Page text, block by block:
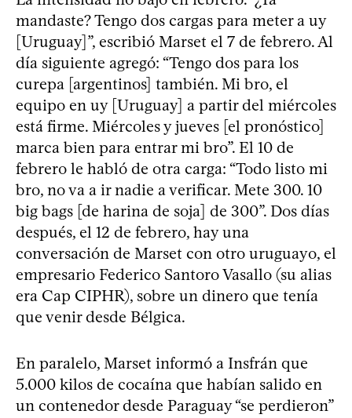
mandaste? Tengo dos cargas para meter a uy
[Uruguay]”, escribió Marset el 7 de febrero. Al
día siguiente agregó: “Tengo dos para los
curepa [argentinos] también. Mi bro, el
equipo en uy [Uruguay] a partir del miércoles
está firme. Miércoles y jueves [el pronóstico]
marca bien para entrar mi bro”. El 10 de
febrero le habló de otra carga: “Todo listo mi
bro, no va a ir nadie a verificar. Mete 300. 10
big bags [de harina de soja] de 300”. Dos días
después, el 12 de febrero, hay una
conversación de Marset con otro uruguayo, el
empresario Federico Santoro Vasallo (su alias
era Cap CIPHR), sobre un dinero que tenía
que venir desde Bélgica.
En paralelo, Marset informó a Insfrán que
5.000 kilos de cocaína que habían salido en
un contenedor desde Paraguay “se perdieron”